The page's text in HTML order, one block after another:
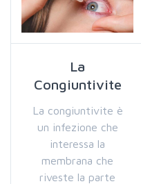
La
Congiuntivite
La congiuntivite è
un infezione che
interessa la
membrana che
riveste la parte